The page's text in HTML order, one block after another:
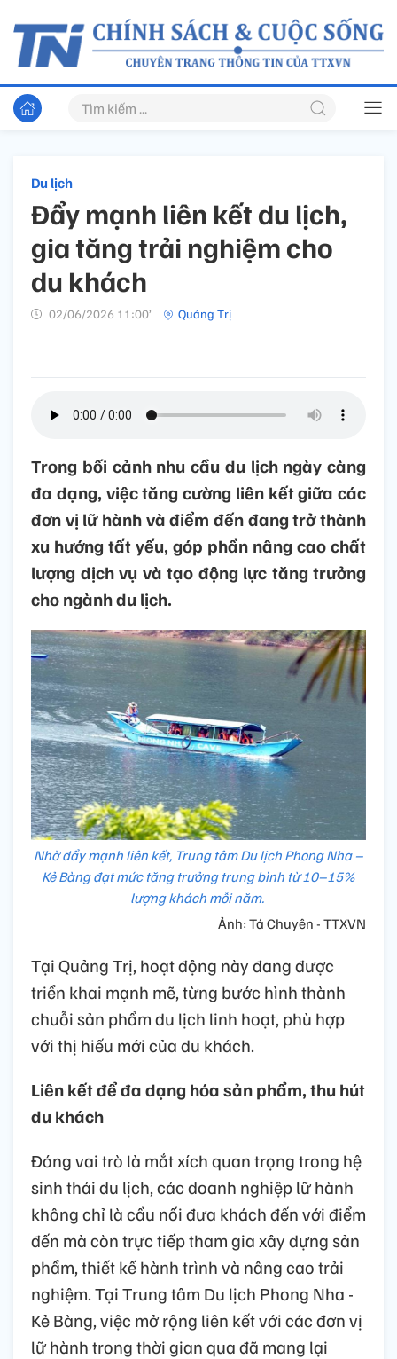
Du lịch
Đẩy mạnh liên kết du lịch,
gia tăng trải nghiệm cho
du khách
02/06/2026 11:00’ Quảng Trị
Trong bối cảnh nhu cầu du lịch ngày càng
đa dạng, việc tăng cường liên kết giữa các
đơn vị lữ hành và điểm đến đang trở thành
xu hướng tất yếu, góp phần nâng cao chất
lượng dịch vụ và tạo động lực tăng trưởng
cho ngành du lịch.
Nhờ đẩy mạnh liên kết, Trung tâm Du lịch Phong Nha –
Kẻ Bàng đạt mức tăng trưởng trung bình từ 10–15%
lượng khách mỗi năm.
Ảnh: Tá Chuyên - TTXVN
Tại Quảng Trị, hoạt động này đang được
triển khai mạnh mẽ, từng bước hình thành
chuỗi sản phẩm du lịch linh hoạt, phù hợp
với thị hiếu mới của du khách.
Liên kết để đa dạng hóa sản phẩm, thu hút
du khách
Đóng vai trò là mắt xích quan trọng trong hệ
sinh thái du lịch, các doanh nghiệp lữ hành
không chỉ là cầu nối đưa khách đến với điểm
đến mà còn trực tiếp tham gia xây dựng sản
phẩm, thiết kế hành trình và nâng cao trải
nghiệm. Tại Trung tâm Du lịch Phong Nha -
Kẻ Bàng, việc mở rộng liên kết với các đơn vị
lữ hành trong thời gian qua đã mang lại